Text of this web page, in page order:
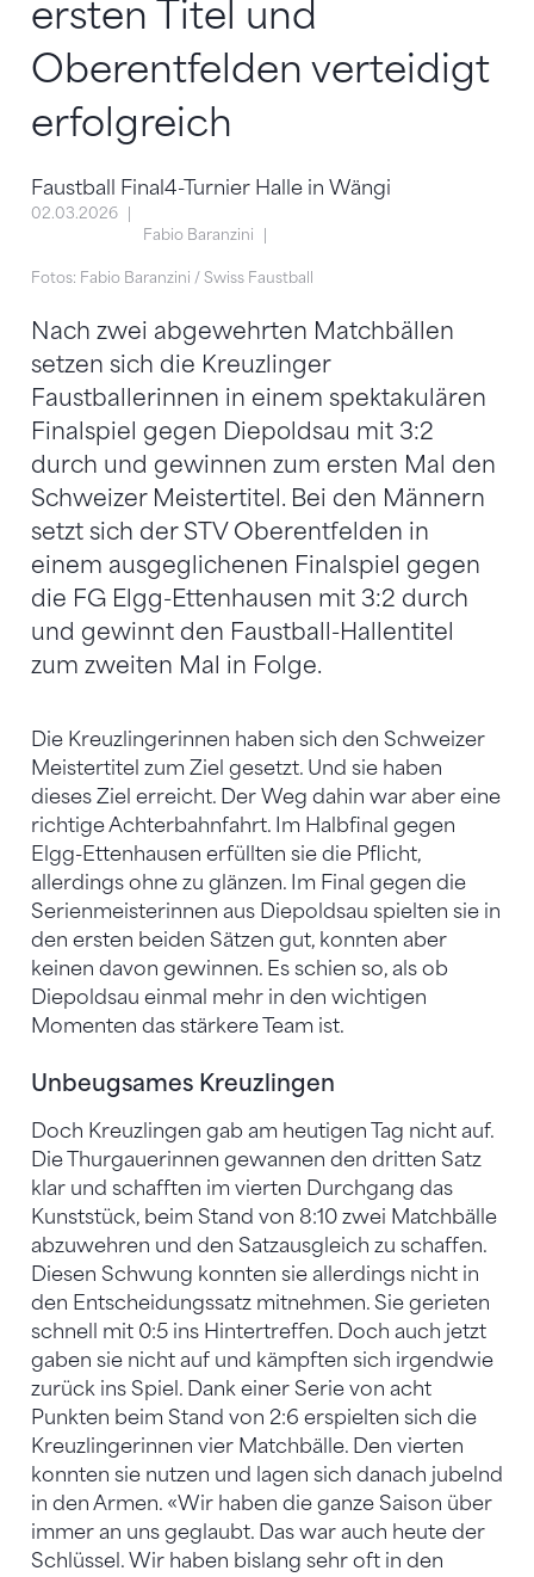
ersten Titel und
Oberentfelden verteidigt
erfolgreich
Faustball Final4-Turnier Halle in Wängi
02.03.2026
Fabio Baranzini
Fotos: Fabio Baranzini / Swiss Faustball
Nach zwei abgewehrten Matchbällen
setzen sich die Kreuzlinger
Faustballerinnen in einem spektakulären
Finalspiel gegen Diepoldsau mit 3:2
durch und gewinnen zum ersten Mal den
Schweizer Meistertitel. Bei den Männern
setzt sich der STV Oberentfelden in
einem ausgeglichenen Finalspiel gegen
die FG Elgg-Ettenhausen mit 3:2 durch
und gewinnt den Faustball-Hallentitel
zum zweiten Mal in Folge.
Die Kreuzlingerinnen haben sich den Schweizer
Meistertitel zum Ziel gesetzt. Und sie haben
dieses Ziel erreicht. Der Weg dahin war aber eine
richtige Achterbahnfahrt. Im Halbfinal gegen
Elgg-Ettenhausen erfüllten sie die Pflicht,
allerdings ohne zu glänzen. Im Final gegen die
Serienmeisterinnen aus Diepoldsau spielten sie in
den ersten beiden Sätzen gut, konnten aber
keinen davon gewinnen. Es schien so, als ob
Diepoldsau einmal mehr in den wichtigen
Momenten das stärkere Team ist.
Unbeugsames Kreuzlingen
Doch Kreuzlingen gab am heutigen Tag nicht auf.
Die Thurgauerinnen gewannen den dritten Satz
klar und schafften im vierten Durchgang das
Kunststück, beim Stand von 8:10 zwei Matchbälle
abzuwehren und den Satzausgleich zu schaffen.
Diesen Schwung konnten sie allerdings nicht in
den Entscheidungssatz mitnehmen. Sie gerieten
schnell mit 0:5 ins Hintertreffen. Doch auch jetzt
gaben sie nicht auf und kämpften sich irgendwie
zurück ins Spiel. Dank einer Serie von acht
Punkten beim Stand von 2:6 erspielten sich die
Kreuzlingerinnen vier Matchbälle. Den vierten
konnten sie nutzen und lagen sich danach jubelnd
in den Armen. «Wir haben die ganze Saison über
immer an uns geglaubt. Das war auch heute der
Schlüssel. Wir haben bislang sehr oft in den